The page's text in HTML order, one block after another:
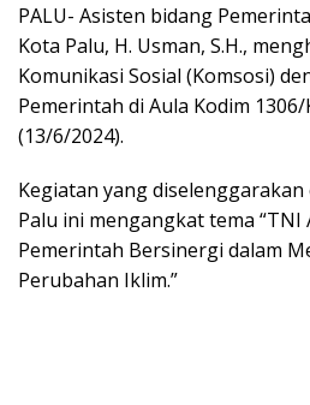
PALU- Asisten bidang
Kota Palu, H. Usman, S.H.,
Komunikasi Sosial (Komsosi)
Pemerintah di Aula Kodim
(13/6/2024).
Kegiatan yang
Palu ini mengangkat tema “TNI
Pemerintah Bersinergi dalam
Perubahan Iklim.”